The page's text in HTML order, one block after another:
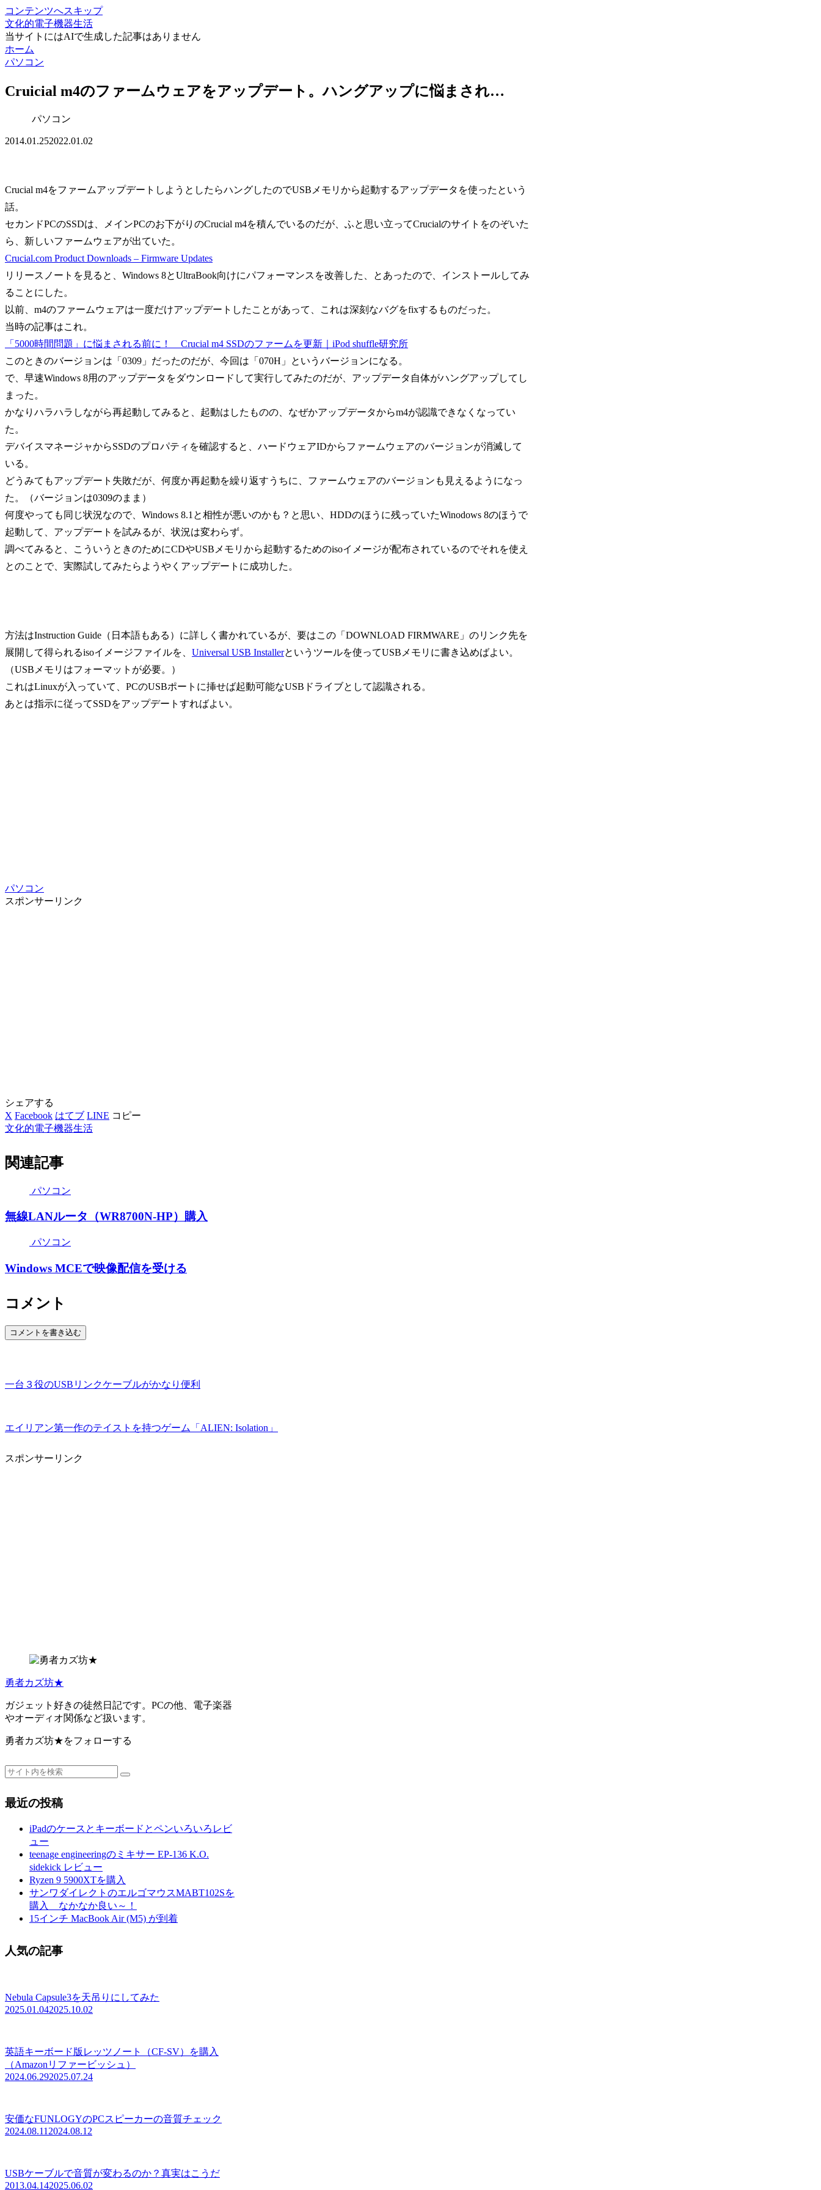
コンテンツへスキップ
文化的電子機器生活
当サイトにはAIで生成した記事はありません
ホーム
パソコン
Cruicial m4のファームウェアをアップデート。ハングアップに悩まされ…
パソコン
2014.01.252022.01.02
Crucial m4をファームアップデートしようとしたらハングしたのでUSBメモリから起動するアップデータを使ったという
話。
セカンドPCのSSDは、メインPCのお下がりのCrucial m4を積んでいるのだが、ふと思い立ってCrucialのサイトをのぞいた
ら、新しいファームウェアが出ていた。
Crucial.com Product Downloads – Firmware Updates
リリースノートを見ると、Windows 8とUltraBook向けにパフォーマンスを改善した、とあったので、インストールしてみ
ることにした。
以前、m4のファームウェアは一度だけアップデートしたことがあって、これは深刻なバグをfixするものだった。
当時の記事はこれ。
「5000時間問題」に悩まされる前に！ Crucial m4 SSDのファームを更新｜iPod shuffle研究所
このときのバージョンは「0309」だったのだが、今回は「070H」というバージョンになる。
で、早速Windows 8用のアップデータをダウンロードして実行してみたのだが、アップデータ自体がハングアップしてし
まった。
かなりハラハラしながら再起動してみると、起動はしたものの、なぜかアップデータからm4が認識できなくなってい
た。
デバイスマネージャからSSDのプロパティを確認すると、ハードウェアIDからファームウェアのバージョンが消滅して
いる。
どうみてもアップデート失敗だが、何度か再起動を繰り返すうちに、ファームウェアのバージョンも見えるようになっ
た。（バージョンは0309のまま）
何度やっても同じ状況なので、Windows 8.1と相性が悪いのかも？と思い、HDDのほうに残っていたWinodows 8のほうで
起動して、アップデートを試みるが、状況は変わらず。
調べてみると、こういうときのためにCDやUSBメモリから起動するためのisoイメージが配布されているのでそれを使え
とのことで、実際試してみたらようやくアップデートに成功した。
方法はInstruction Guide（日本語もある）に詳しく書かれているが、要はこの「DOWNLOAD FIRMWARE」のリンク先を
展開して得られるisoイメージファイルを、 Universal USB Installerというツールを使ってUSBメモリに書き込めばよい。
（USBメモリはフォーマットが必要。）
これはLinuxが入っていて、PCのUSBポートに挿せば起動可能なUSBドライブとして認識される。
あとは指示に従ってSSDをアップデートすればよい。
パソコン
スポンサーリンク
シェアする
X Facebook はてブ LINE コピー
文化的電子機器生活
関連記事
パソコン
無線LANルータ（WR8700N-HP）購入
パソコン
Windows MCEで映像配信を受ける
コメント
コメントを書き込む
一台３役のUSBリンクケーブルがかなり便利
エイリアン第一作のテイストを持つゲーム「ALIEN: Isolation」
スポンサーリンク
勇者カズ坊★
ガジェット好きの徒然日記です。PCの他、電子楽器
やオーディオ関係など扱います。
勇者カズ坊★をフォローする
最近の投稿
iPadのケースとキーボードとペンいろいろレビ
ュー
teenage engineeringのミキサー EP-136 K.O.
sidekick レビュー
Ryzen 9 5900XTを購入
サンワダイレクトのエルゴマウスMABT102Sを
購入 なかなか良い～！
15インチ MacBook Air (M5) が到着
人気の記事
Nebula Capsule3を天吊りにしてみた
2025.01.042025.10.02
英語キーボード版レッツノート（CF-SV）を購入
（Amazonリファービッシュ）
2024.06.292025.07.24
安価なFUNLOGYのPCスピーカーの音質チェック
2024.08.11 2024.08.12
USBケーブルで音質が変わるのか？真実はこうだ
2013.04.142025.06.02